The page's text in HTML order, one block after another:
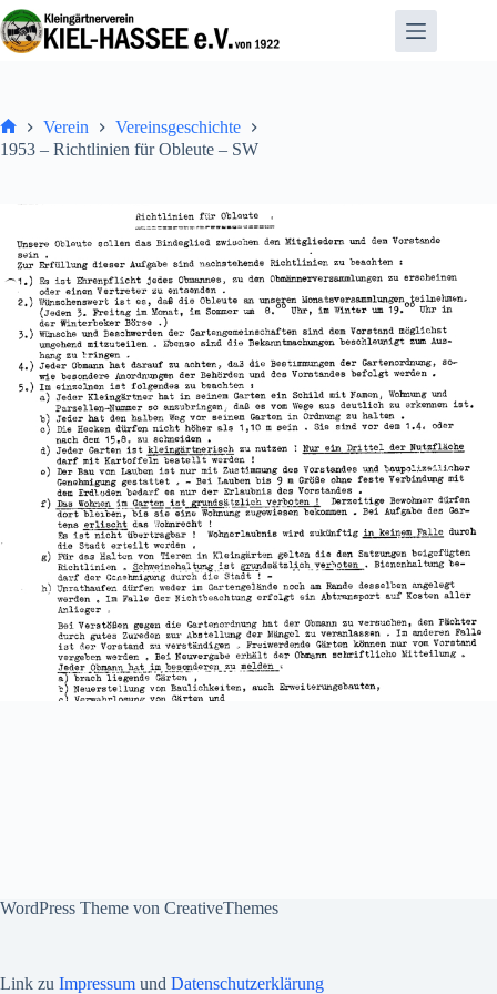
Zum
Inhalt
springen
Home
Verein
Vereinsgeschichte
1953 – Richtlinien für Obleute – SW
WordPress Theme von CreativeThemes
Link zu Impressum und Datenschutzerklärung